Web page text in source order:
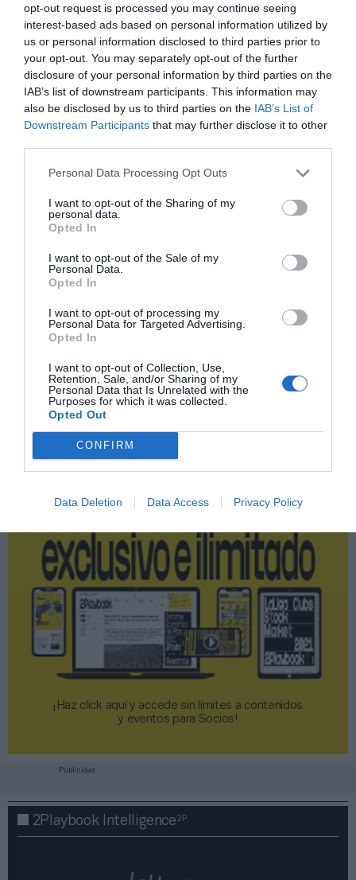
opt-out request is processed you may continue seeing
interest-based ads based on personal information utilized by
us or personal information disclosed to third parties prior to
your opt-out. You may separately opt-out of the further
disclosure of your personal information by third parties on the
IAB’s list of downstream participants. This information may
also be disclosed by us to third parties on the IAB’s List of
Downstream Participants that may further disclose it to other
Personal Data Processing Opt Outs
I want to opt-out of the Sharing of my
personal data.
Opted In
I want to opt-out of the Sale of my
Personal Data.
Opted In
I want to opt-out of processing my
Personal Data for Targeted Advertising.
Opted In
I want to opt-out of Collection, Use,
Retention, Sale, and/or Sharing of my
Personal Data that Is Unrelated with the
Purposes for which it was collected.
Opted Out
CONFIRM
Data Deletion Data Access Privacy Policy
LVP
eSports
términos económicos y la duración del acuerdo no se
han desvelado.
Añadir2Playbookcomo fuente preferida de Google
de forma gratuita
Mantente informado con las últimas noticias de actualidad.
ACTIVAR AHORA
Compartir
Imprimir
Publicidad
2Playbook Club2P
¡Haz click aquí y accede sin límites a contenidos
y eventos para Socios!​​​​​​​
Publicidad
2Playbook Intelligence2P